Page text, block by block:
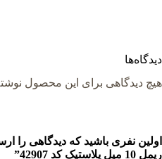
دیدگاه‌ها
هیچ دیدگاهی برای این محصول
اولین نفری باشید که دیدگاهی را
ریمل 10 میل پلاستیک کد 42907”